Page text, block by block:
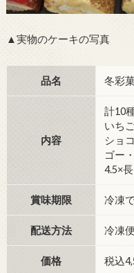
▲実物のケーキの写真
品名 冬彩
内容
計10
いち
ショ
ゴー
4.5×長
賞味期限 冷凍
配送方法 冷凍便
価格 税込